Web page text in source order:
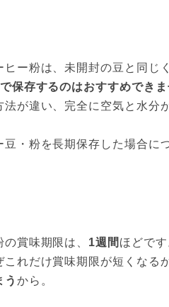
ヒー粉は、未開封の豆と同じ
保存するのはおすすめでき
法が違い、完全に空気と水分
豆・粉を長期保存した場合に
賞味期限は、 1週間 ほどで
これだけ賞味期限が短くなる
う から。